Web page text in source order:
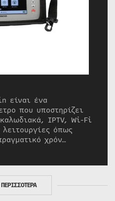
είναι ένα
που υποστηρίζει
IPTV, Wi-Fi
όπως
χρόν…